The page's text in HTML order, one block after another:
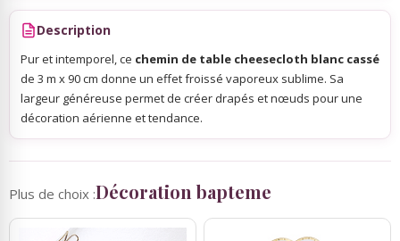
Description
Pur et intemporel, ce chemin de table cheesecloth blanc cassé
de 3 m x 90 cm donne un effet froissé vaporeux sublime. Sa
largeur généreuse permet de créer drapés et nœuds pour une
décoration aérienne et tendance.
Plus de choix :Décoration bapteme